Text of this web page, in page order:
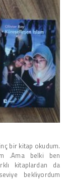
bir kitap okudum.
.Ama belki ben
kitaplardan da
bekliyordum